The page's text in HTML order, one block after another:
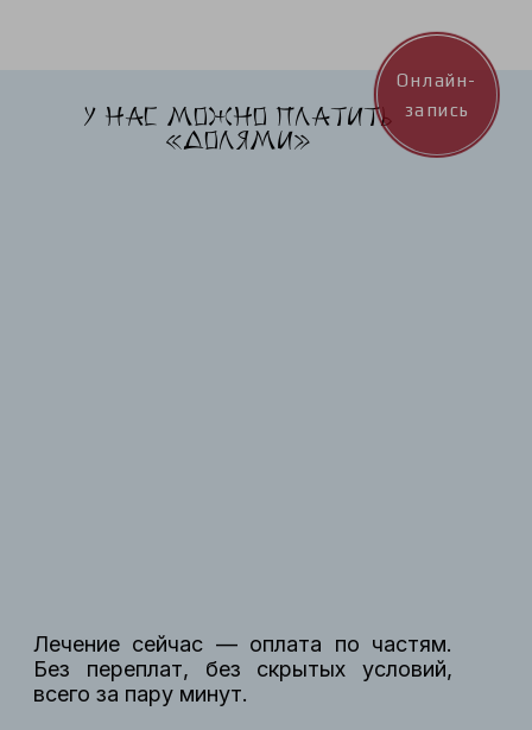
Лечение сейчас — оплата по частям.
Без переплат, без скрытых условий,
всего за пару минут.
У нас можно платить
«Долями»
Онлайн-
запись